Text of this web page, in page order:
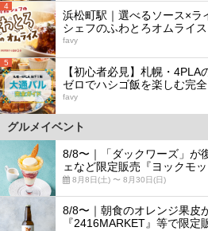
4
浜松町駅｜選べるソース×ラ
シェフのふわとろオムライス
favy
5
【初心者必見】札幌・
ゼロでハシゴ飯を楽しむ完
favy
グルメイベント
8/8〜｜「ダックワーズ」が
ェなど限定販売『ヨックモッ
8月8日(土) 〜 8月30日(日)
8/8〜｜朝食のオレンジ果皮
『2416MARKET』等で限定